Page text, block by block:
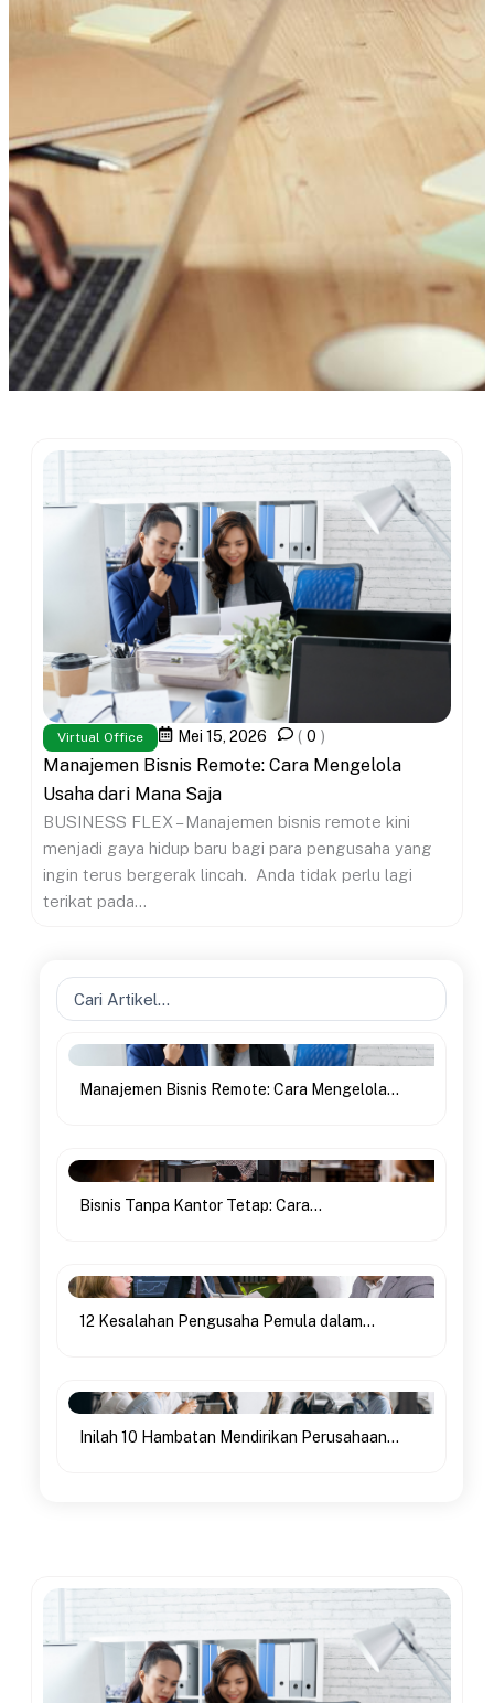
Virtual Office Mei 15, 2026 ( 0 )
Manajemen Bisnis Remote: Cara Mengelola
Usaha dari Mana Saja
BUSINESS FLEX – Manajemen bisnis remote kini
menjadi gaya hidup baru bagi para pengusaha yang
ingin terus bergerak lincah. Anda tidak perlu lagi
terikat pada...
Search
...
Manajemen Bisnis Remote: Cara Mengelola...
Bisnis Tanpa Kantor Tetap: Cara...
12 Kesalahan Pengusaha Pemula dalam...
Inilah 10 Hambatan Mendirikan Perusahaan...